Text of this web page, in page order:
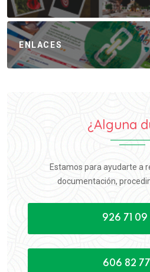
ENLACES
¿Alguna
Estamos para ayudarte a
documentación,
926 71 09
606 82 77